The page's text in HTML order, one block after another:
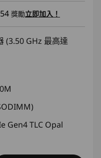
獎勵立即加入！
(3.50 GHz 最高達
Gen4 TLC Opal